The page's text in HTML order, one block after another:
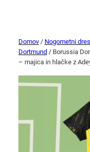
Domov / Nogometni
Dortmund / Borussia
– majica in hlačke z